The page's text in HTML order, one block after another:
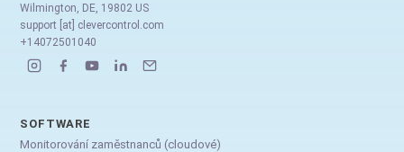
Wilmington, DE, 19802 US
support [at] clevercontrol.com
+14072501040
SOFTWARE
Monitorování zaměstnanců (cloudové)